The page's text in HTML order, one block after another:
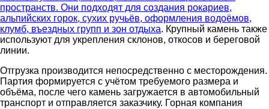
пространств. Они подходят для создания рокариев,
альпийских горок, сухих ручьёв, оформления водоёмов,
клумб, въездных групп и зон отдыха. Крупный камень также
используют для укрепления склонов, откосов и береговой
линии.
Отгрузка производится непосредственно с месторождения.
Партия формируется с учётом требуемого размера и
объёма, после чего камень загружается в автомобильный
транспорт и отправляется заказчику. Горная компания